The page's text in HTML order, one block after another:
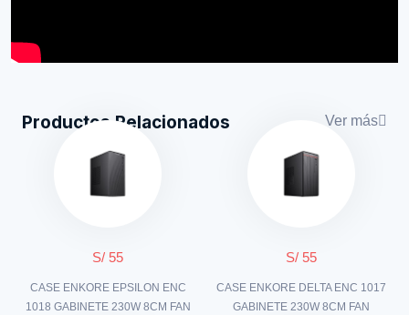
Productos Relacionados Ver más
S/ 55
CASE ENKORE EPSILON ENC
1018 GABINETE 230W 8CM FAN
S/ 55
CASE ENKORE DELTA ENC 1017
GABINETE 230W 8CM FAN